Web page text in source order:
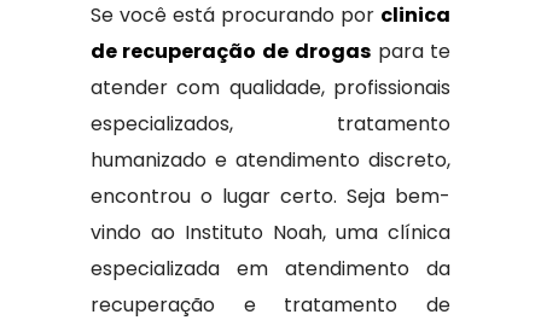
Se você está procurando por clinica
de recuperação de drogaspara te
atender com qualidade, profissionais
especializados, tratamento
humanizado e atendimento discreto,
encontrou o lugar certo. Seja bem-
vindo ao Instituto Noah, uma clínica
especializada em atendimento da
recuperação e tratamento de